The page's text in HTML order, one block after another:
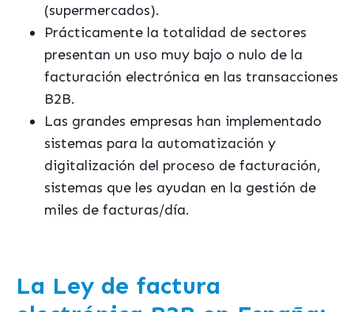
(supermercados).
Prácticamente la totalidad de sectores
presentan un uso muy bajo o nulo de la
facturación electrónica en las transacciones
B2B.
Las grandes empresas han implementado
sistemas para la automatización y
digitalización del proceso de facturación,
sistemas que les ayudan en la gestión de
miles de facturas/día.
La Ley de factura